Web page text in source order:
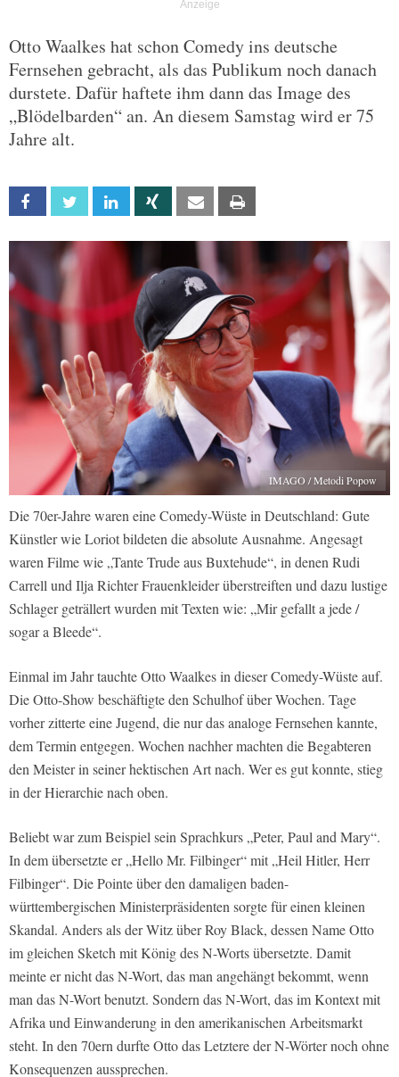
Otto Waalkes hat schon Comedy ins deutsche
Fernsehen gebracht, als das Publikum noch danach
durstete. Dafür haftete ihm dann das Image des
„Blödelbarden“ an. An diesem Samstag wird er 75
Jahre alt.
Facebook Twitter Linkedin Xing Email
IMAGO / Metodi Popow
Die 70er-Jahre waren eine Comedy-Wüste in Deutschland: Gute
Künstler wie Loriot bildeten die absolute Ausnahme. Angesagt
waren Filme wie „Tante Trude aus Buxtehude“, in denen Rudi
Carrell und Ilja Richter Frauenkleider überstreiften und dazu lustige
Schlager geträllert wurden mit Texten wie: „Mir gefallt a jede /
sogar a Bleede“.
Einmal im Jahr tauchte Otto Waalkes in dieser Comedy-Wüste auf.
Die Otto-Show beschäftigte den Schulhof über Wochen. Tage
vorher zitterte eine Jugend, die nur das analoge Fernsehen kannte,
dem Termin entgegen. Wochen nachher machten die Begabteren
den Meister in seiner hektischen Art nach. Wer es gut konnte, stieg
in der Hierarchie nach oben.
Beliebt war zum Beispiel sein Sprachkurs „Peter, Paul and Mary“.
In dem übersetzte er „Hello Mr. Filbinger“ mit „Heil Hitler, Herr
Filbinger“. Die Pointe über den damaligen baden-
württembergischen Ministerpräsidenten sorgte für einen kleinen
Skandal. Anders als der Witz über Roy Black, dessen Name Otto
im gleichen Sketch mit König des N-Worts übersetzte. Damit
meinte er nicht das N-Wort, das man angehängt bekommt, wenn
man das N-Wort benutzt. Sondern das N-Wort, das im Kontext mit
Afrika und Einwanderung in den amerikanischen Arbeitsmarkt
steht. In den 70ern durfte Otto das Letztere der N-Wörter noch ohne
Konsequenzen aussprechen.